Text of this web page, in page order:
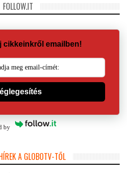
FOLLOW.IT
cikkeinkről emailben!
by
A GLOBOTV-TŐL